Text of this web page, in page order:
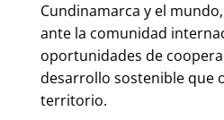
Cundinamarca y el
ante la comunidad
oportunidades de
desarrollo sostenible que
territorio.